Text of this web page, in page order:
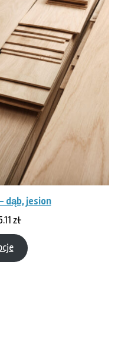
dąb, jesion
złZakres
od
6.40 zł